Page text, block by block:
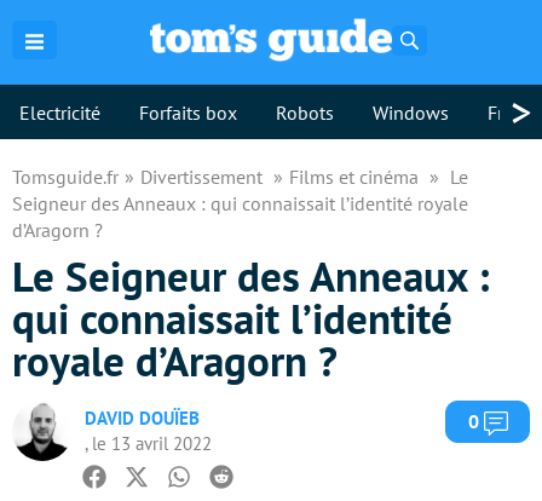
Electricité Forfaits box Robots Windows >
Tomsguide.fr Divertissement Films et cinéma
Le
Seigneur des Anneaux : qui connaissait l’identité royale
d’Aragorn ?
Le Seigneur des Anneaux :
qui connaissait l’identité
royale d’Aragorn ?
DAVID DOUÏEB
, le 13 avril 2022
0
Facebook
TwitterWhatsapp
Reddit